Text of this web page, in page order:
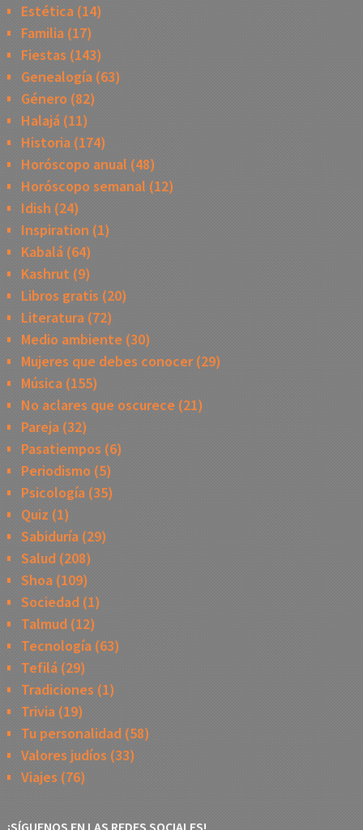
Estética(14)
Familia(17)
Fiestas (143)
Genealogía(63)
Género (82)
Halajá(11)
Historia(174)
Horóscopo anual (48)
Horóscopo semanal (12)
Idish (24)
Inspiration (1)
Kabalá(64)
Kashrut (9)
Libros gratis (20)
Literatura(72)
Medio ambiente (30)
Mujeres que debes conocer(29)
Música(155)
No aclares que oscurece (21)
Pareja(32)
Pasatiempos (6)
Periodismo (5)
Psicología(35)
Quiz (1)
Sabiduría(29)
Salud (208)
Shoa(109)
Sociedad(1)
Talmud (12)
Tecnología(63)
Tefilá(29)
Tradiciones (1)
Trivia(19)
Tu personalidad(58)
Valores judíos (33)
Viajes (76)